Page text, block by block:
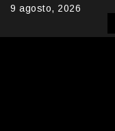
Skip9 agosto, 2026